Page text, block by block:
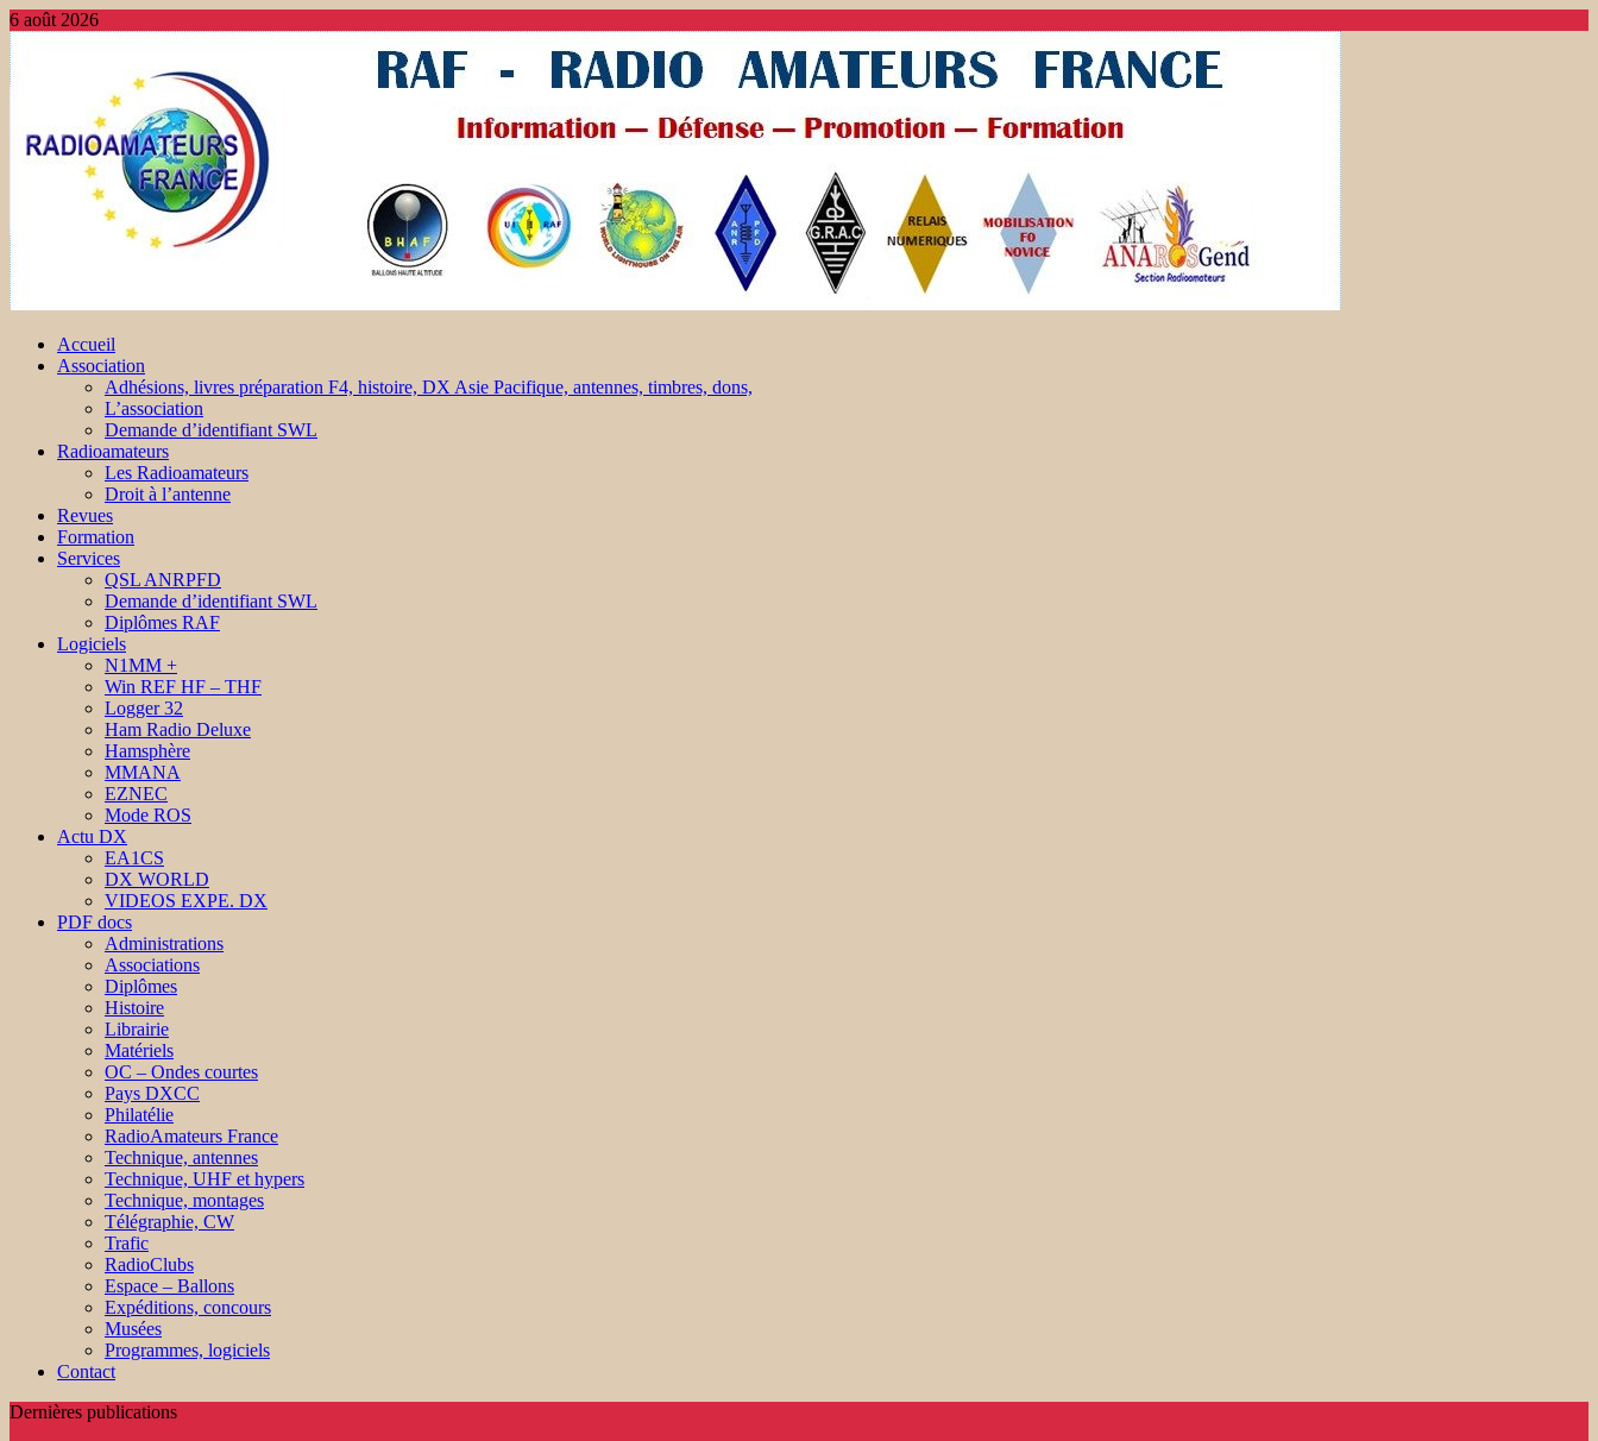
6 août 2026
Accueil
Association
Adhésions, livres préparation F4, histoire, DX Asie Pacifique, antennes, timbres, dons,
L’association
Demande d’identifiant SWL
Radioamateurs
Les Radioamateurs
Droit à l’antenne
Revues
Formation
Services
QSL ANRPFD
Demande d’identifiant SWL
Diplômes RAF
Logiciels
N1MM +
Win REF HF – THF
Logger 32
Ham Radio Deluxe
Hamsphère
MMANA
EZNEC
Mode ROS
Actu DX
EA1CS
DX WORLD
VIDEOS EXPE. DX
PDF docs
Administrations
Associations
Diplômes
Histoire
Librairie
Matériels
OC – Ondes courtes
Pays DXCC
Philatélie
RadioAmateurs France
Technique, antennes
Technique, UHF et hypers
Technique, montages
Télégraphie, CW
Trafic
RadioClubs
Espace – Ballons
Expéditions, concours
Musées
Programmes, logiciels
Contact
Dernières publications